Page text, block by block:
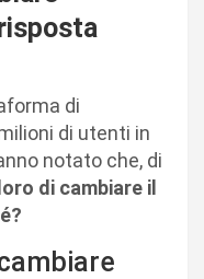
di
di utenti in
notato che, di
di cambiare il